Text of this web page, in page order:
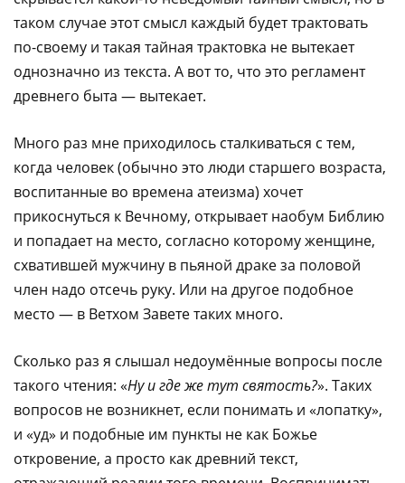
таком случае этот смысл каждый будет трактовать
по-своему и такая тайная трактовка не вытекает
однозначно из текста. А вот то, что это регламент
древнего быта — вытекает.
Много раз мне приходилось сталкиваться с тем,
когда человек (обычно это люди старшего возраста,
воспитанные во времена атеизма) хочет
прикоснуться к Вечному, открывает наобум Библию
и попадает на место, согласно которому женщине,
схватившей мужчину в пьяной драке за половой
член надо отсечь руку. Или на другое подобное
место — в Ветхом Завете таких много.
Сколько раз я слышал недоумённые вопросы после
такого чтения: «Ну и где же тут святость?». Таких
вопросов не возникнет, если понимать и «лопатку»,
и «уд» и подобные им пункты не как Божье
откровение, а просто как древний текст,